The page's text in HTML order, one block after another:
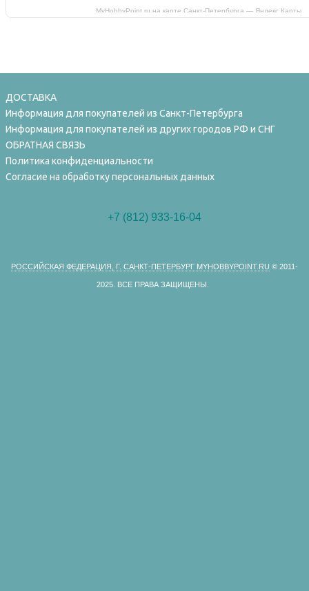
MyHobbyPoint.ru на карте Санкт‑Петербурга — Яндекс Карты
ДОСТАВКА
Информация для покупателей из Санкт-Петербурга
Информация для покупателей из других городов РФ и СНГ
ОБРАТНАЯ СВЯЗЬ
Политика конфиденциальности
Согласие на обработку персональных данных
+7 (812) 933-16-04
РОССИЙСКАЯ ФЕДЕРАЦИЯ, Г. САНКТ-ПЕТЕРБУРГ MYHOBBYPOINT.RU © 2011-
2025. ВСЕ ПРАВА ЗАЩИЩЕНЫ.